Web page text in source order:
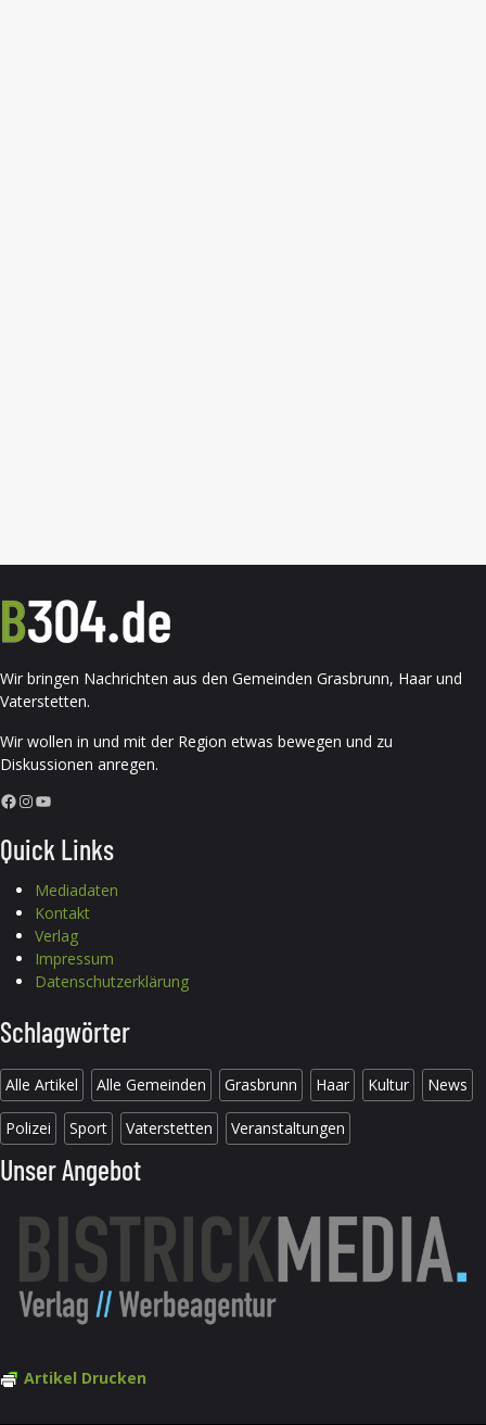
Wir bringen Nachrichten aus den Gemeinden Grasbrunn, Haar und
Vaterstetten.
Wir wollen in und mit der Region etwas bewegen und zu
Diskussionen anregen.
Facebook InstagramYouTube
Quick Links
Mediadaten
Kontakt
Verlag
Impressum
Datenschutzerklärung
Schlagwörter
Alle Artikel Alle Gemeinden Grasbrunn Haar Kultur News
Polizei Sport Vaterstetten Veranstaltungen
Unser Angebot
Artikel Drucken